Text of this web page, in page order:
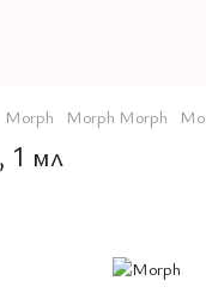
Morph Morph Morph
1 мл